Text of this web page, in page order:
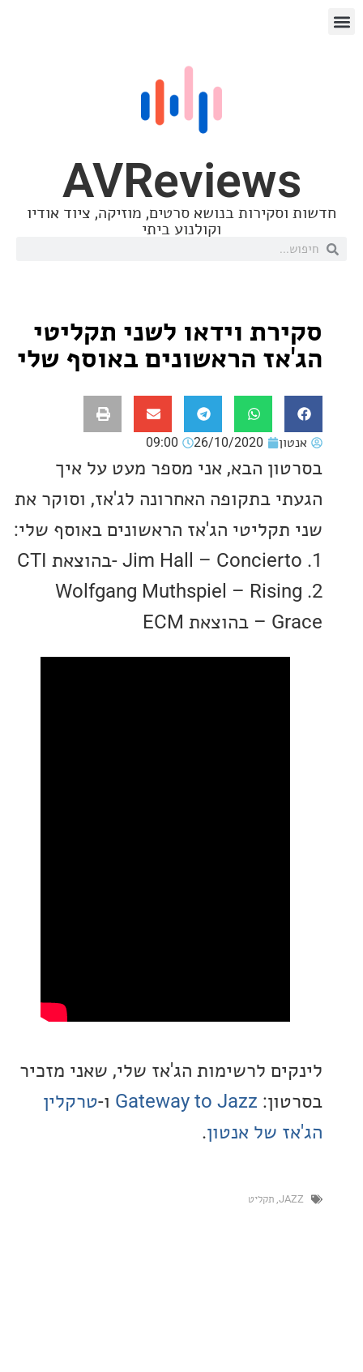
בנושא סרטים, מוזיקה, ציוד אודיו
וקולנוע ביתי
וידאו לשני תקליטי
הראשונים באוסף שלי
26/10/2020
09:00
הבא, אני מספר מעט על איך
בתקופה האחרונה לג'אז, וסוקר את
הג'אז הראשונים באוסף שלי:
2. Wolfgang Muthspiel –
לרשימות הג'אז שלי, שאני מזכיר
Gateway to Jazzו-טרקלין
של אנטון .
תקליט